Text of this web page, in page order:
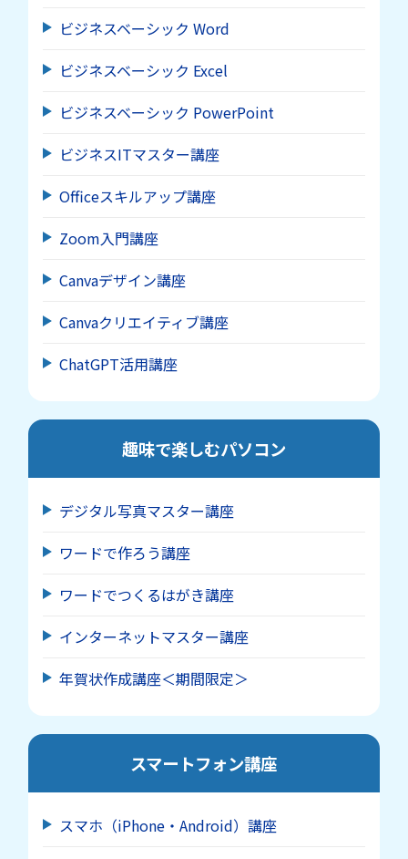
ビジネスベーシック Word
ビジネスベーシック Excel
ビジネスベーシック PowerPoint
ビジネスITマスター講座
Officeスキルアップ講座
Zoom入門講座
Canvaデザイン講座
Canvaクリエイティブ講座
ChatGPT活用講座
趣味で楽しむパソコン
デジタル写真マスター講座
ワードで作ろう講座
ワードでつくるはがき講座
インターネットマスター講座
年賀状作成講座＜期間限定＞
スマートフォン講座
スマホ（iPhone・Android）講座